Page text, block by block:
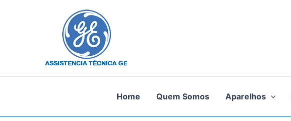
Home Quem Somos Aparelhos